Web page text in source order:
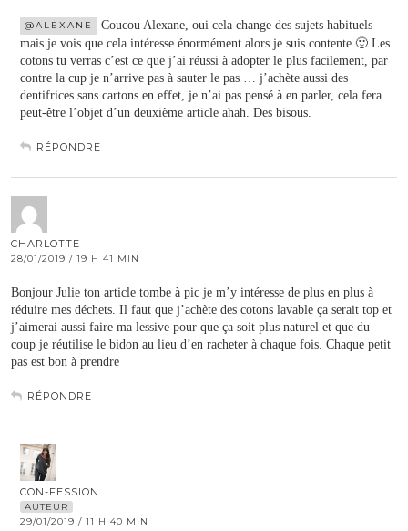
@ALEXANE
Coucou Alexane, oui cela change des sujets habituels
mais je vois que cela intéresse énormément alors je suis contente 🙂 Les
cotons tu verras c’est ce que j’ai réussi à adopter le plus facilement, par
contre la cup je n’arrive pas à sauter le pas … j’achète aussi des
dentifrices sans cartons en effet, je n’ai pas pensé à en parler, cela fera
peut-être l’objet d’un deuxième article ahah. Des bisous.
RÉPONDRE
CHARLOTTE
28/01/2019 / 19 H 41 MIN
Bonjour Julie ton article tombe à pic je m’y intéresse de plus en plus à
réduire mes déchets. Il faut que j’achète des cotons lavable ça serait top et
j’aimerai aussi faire ma lessive pour que ça soit plus naturel et que du
coup je réutilise le bidon au lieu d’en racheter à chaque fois. Chaque petit
pas est bon à prendre
RÉPONDRE
CON-FESSION
AUTEUR
29/01/2019 / 11 H 40 MIN